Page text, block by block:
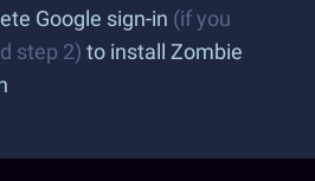
Google sign-in (if you
step 2) to install Zombie